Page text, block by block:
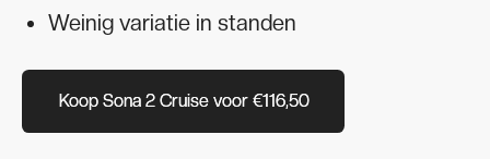
Weinig variatie in standen
Koop Sona 2 Cruise voor €116,50
Koop Sona 2 Cruise voor €116,50